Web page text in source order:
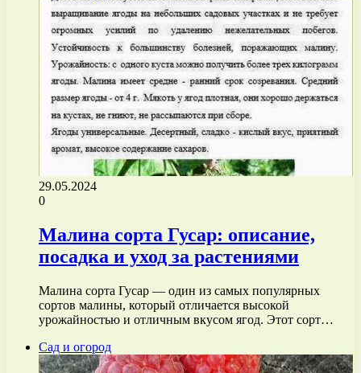
29.05.2024
0
Малина сорта Гусар: описание,
посадка и уход за растениями
Малина сорта Гусар — один из самых популярных
сортов малины, который отличается высокой
урожайностью и отличным вкусом ягод. Этот сорт…
Сад и огород